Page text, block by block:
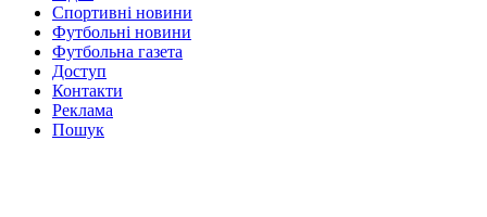
Спортивні новини
Футбольні новини
Футбольна газета
Доступ
Контакти
Реклама
Пошук